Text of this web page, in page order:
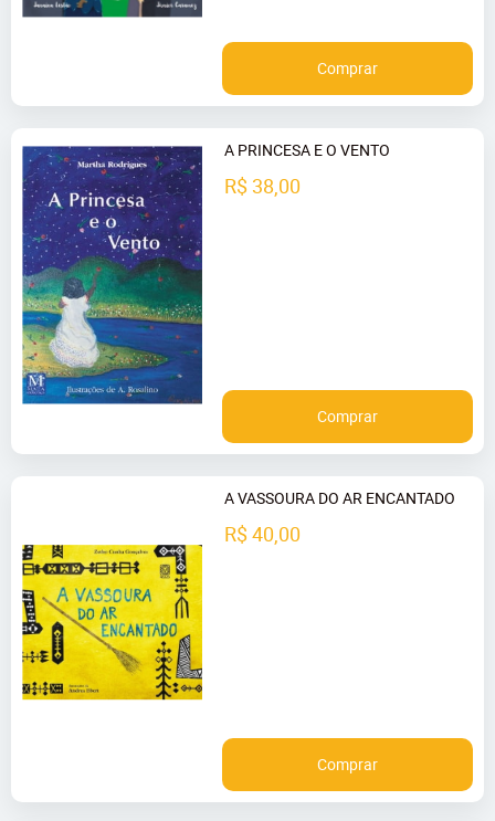
Comprar
A PRINCESA E O VENTO
R$ 38,00
Comprar
A VASSOURA DO AR ENCANTADO
R$ 40,00
Comprar